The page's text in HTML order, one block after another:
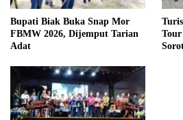
Bupati Biak Buka Snap Mor
FBMW 2026, Dijemput Tarian
Adat